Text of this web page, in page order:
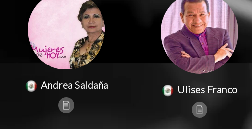
Andrea Saldaña Ulises Franco